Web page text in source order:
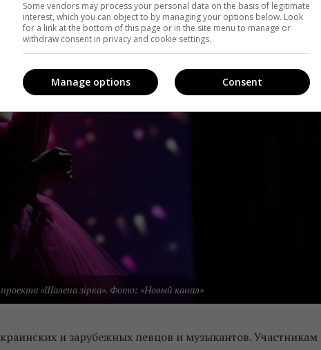
«Шалена зірка». Фото: «Новый канал»
и зарубежных певцов и музыкантов. Участникам
Some vendors may process your personal data on the basis of legitimate
interest, which you can object to by managing your options below. Look
for a link at the bottom of this page or in the site menu to manage or
withdraw consent in privacy and cookie settings.
Consent
Manage options